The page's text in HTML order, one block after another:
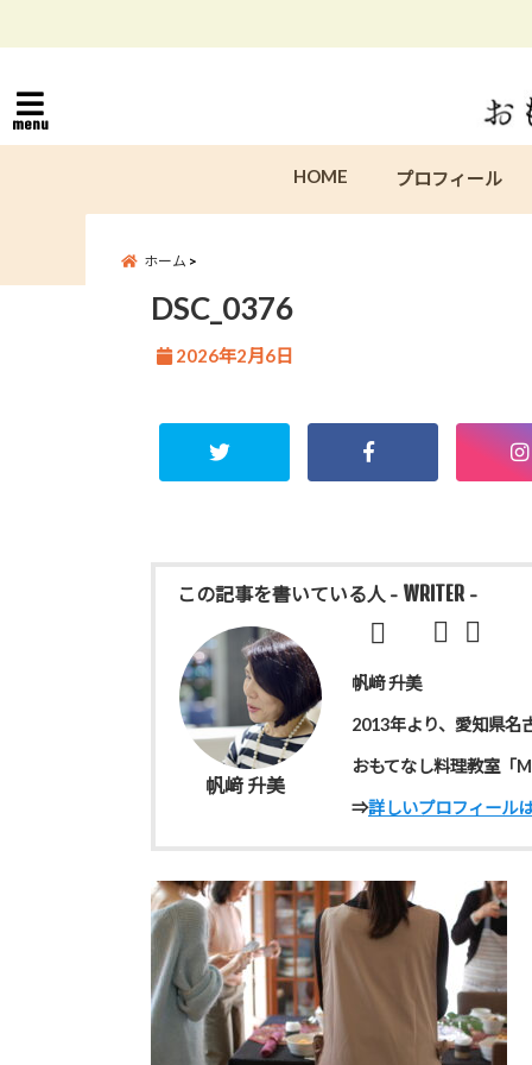
menu
HOME プロフィール
ホーム
DSC_0376
2026年2月6日
この記事を書いている人 - WRITER -
帆﨑 升美
2013年より、愛知県名
おもてなし料理教室「
⇒詳しいプロフィール
帆﨑 升美